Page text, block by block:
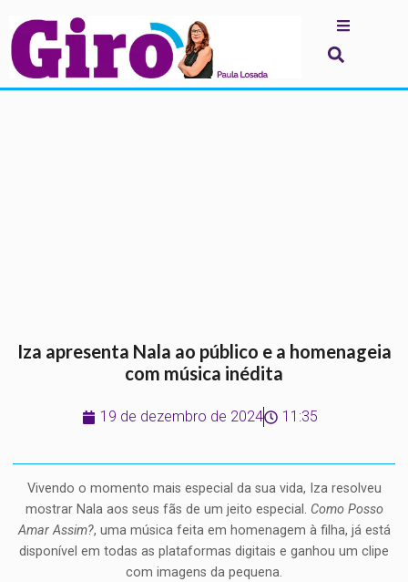
Iza apresenta Nala ao público e a homenageia
com música inédita
19 de dezembro de 2024 11:35
Vivendo o momento mais especial da sua vida, Iza resolveu
mostrar Nala aos seus fãs de um jeito especial. Como Posso
Amar Assim?, uma música feita em homenagem à filha, já está
disponível em todas as plataformas digitais e ganhou um clipe
com imagens da pequena.